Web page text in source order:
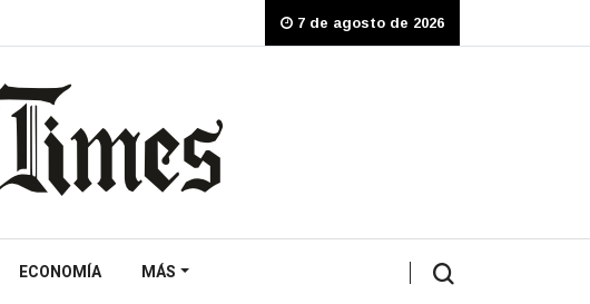
7 de agosto de 2026
ECONOMÍA MÁS